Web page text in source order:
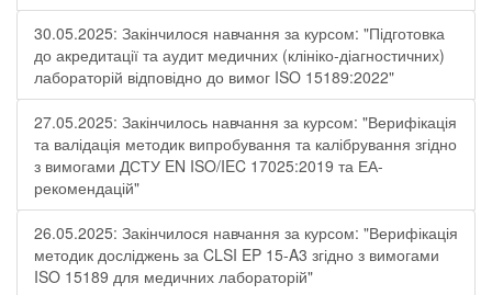
30.05.2025: Закінчилося навчання за курсом: "Підготовка
до акредитації та аудит медичних (клініко-діагностичних)
лабораторій відповідно до вимог ISO 15189:2022"
27.05.2025: Закінчилось навчання за курсом: "Верифікація
та валідація методик випробування та калібрування згідно
з вимогами ДСТУ EN ISO/IEC 17025:2019 та ЕА-
рекомендацій"
26.05.2025: Закінчилося навчання за курсом: "Верифікація
методик досліджень за CLSI EP 15-A3 згідно з вимогами
ISO 15189 для медичних лабораторій"